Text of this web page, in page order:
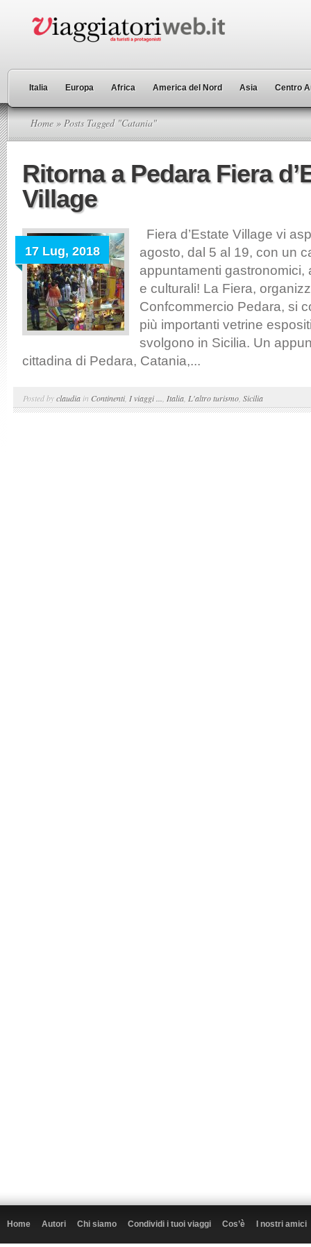
Italia Europa Africa America del Nord Asia Centro
Home » Posts Tagged "Catania"
Ritorna a Pedara Fiera
Village
17 Lug, 2018
Fiera d’Estate Village vi
agosto, dal 5 al 19, con un
appuntamenti gastronomici,
e culturali! La Fiera,
Confcommercio Pedara, si
più importanti vetrine
svolgono in Sicilia. Un
cittadina di Pedara, Catania,...
Posted byclaudia in Continenti, I viaggi ... Italia L'altro turismo Sicilia
Home Autori Chi siamo Condividi i tuoi viaggi Cos’è I nostri amici